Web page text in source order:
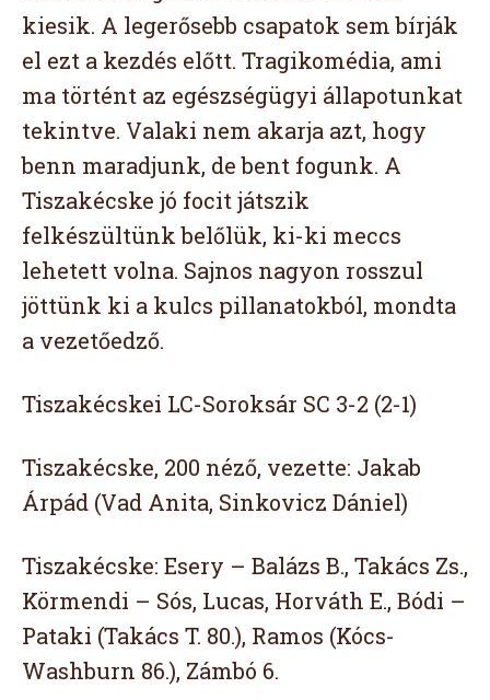
kiesik. A legerősebb csapatok sem bírják
el ezt a kezdés előtt. Tragikomédia, ami
ma történt az egészségügyi állapotunkat
tekintve. Valaki nem akarja azt, hogy
benn maradjunk, de bent fogunk. A
Tiszakécske jó focit játszik
felkészültünk belőlük, ki-ki meccs
lehetett volna. Sajnos nagyon rosszul
jöttünk ki a kulcs pillanatokból, mondta
a vezetőedző.
Tiszakécskei LC-Soroksár SC 3-2 (2-1)
Tiszakécske, 200 néző, vezette: Jakab
Árpád (Vad Anita, Sinkovicz Dániel)
Tiszakécske: Esery – Balázs B., Takács Zs.,
Körmendi – Sós, Lucas, Horváth E., Bódi –
Pataki (Takács T. 80.), Ramos (Kócs-
Washburn 86.), Zámbó 6.